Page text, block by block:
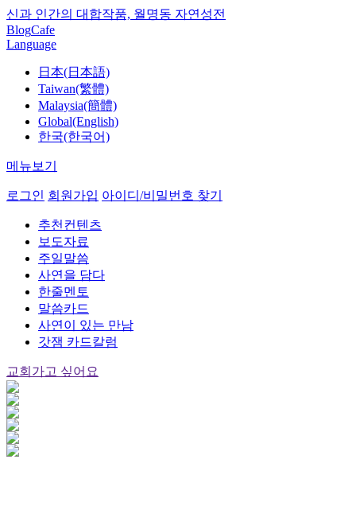
신과 인간의 대합작품, 월명동 자연성전
BlogCafe
Language
日本(日本語)
Taiwan(繁體)
Malaysia(簡體)
Global(English)
한국(한국어)
메뉴보기
로그인 회원가입 아이디/비밀번호 찾기
추천컨텐츠
보도자료
주일말씀
사연을 담다
한줄멘토
말씀카드
사연이 있는 만남
갓잼 카드칼럼
교회가고 싶어요